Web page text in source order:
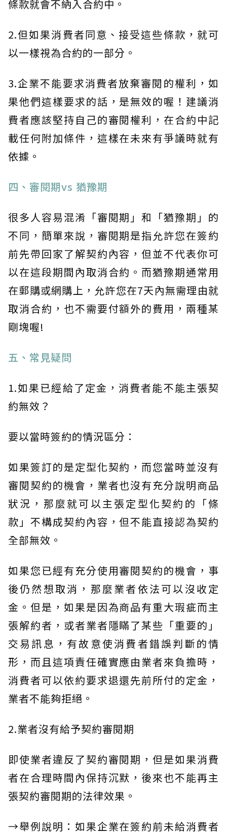
條款就會不納入合約中。
2.但如果消費者同意、接受這些條款，就可
以一樣視為合約的一部分。
3.企業不能要求消費者放棄審閱的權利，如
果他們這樣要求的話，是無效的喔！建議消
費者應該堅持自己的審閱權利，在合約中記
載任何附加條件，這樣在未來有爭議時就有
依據。
四、審閱期vs 猶豫期
很多人容易混淆「審閱期」和「猶豫期」的
不同，簡單來說，審閱期是指允許您在簽約
前先帶回家了解契約內容，但並不代表你可
以在這段期間內取消合約。而猶豫期通常用
在郵購或網購上，允許您在7天內無需理由就
取消合約，也不需要付額外的費用，兩種某
剛塊喔!
五、常見疑問
1.如果已經給了定金，消費者能不能主張契
約無效？
要以當時簽約的情況區分：
如果簽訂的是定型化契約，而您當時並沒有
審閱契約的機會，業者也沒有充分說明商品
狀況，那麼就可以主張定型化契約的「條
款」不構成契約內容，但不能直接認為契約
全部無效。
如果您已經有充分使用審閱契約的機會，事
後仍然想取消，那麼業者依法可以沒收定
金。但是，如果是因為商品有重大瑕疵而主
張解約者，或者業者隱瞞了某些「重要的」
交易訊息，有故意使消費者錯誤判斷的情
形，而且這項責任確實應由業者來負擔時，
消費者可以依約要求退還先前所付的定金，
業者不能夠拒絕。
2.業者沒有給予契約審閱期
即使業者違反了契約審閱期，但是如果消費
者在合理時間內保持沉默，後來也不能再主
張契約審閱期的法律效果。
→舉例說明：如果企業在簽約前未給消費者